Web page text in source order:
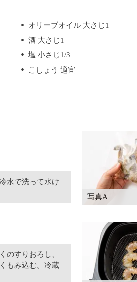
オリーブオイル 大さじ1
酒 大さじ1
塩 小さじ1/3
こしょう 適宜
水で洗って水け
のすりおろし、
もみ込む。冷蔵
写真A